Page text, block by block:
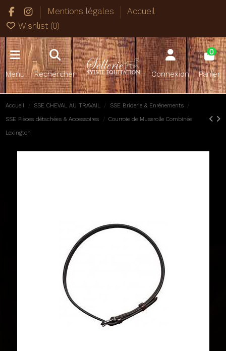
Mentions légales
Accueil
Wishlist (0)
Menu Rechercher Connexion
0
Panier
Accueil SSE CHEVAL AU TRAVAIL SSE Briderie & Enrênements
SSE Pièces détachées & Accessoires Courroie de Muserolle Combinée
Lexington